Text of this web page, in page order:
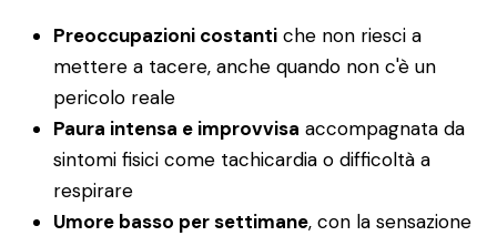
Preoccupazioni costanti che non riesci a
mettere a tacere, anche quando non c'è un
pericolo reale
Paura intensa e improvvisa accompagnata da
sintomi fisici come tachicardia o difficoltà a
respirare
Umore basso per settimane, con la sensazione